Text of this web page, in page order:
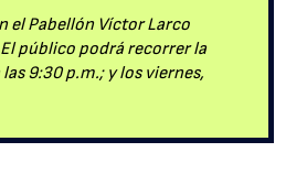
el Pabellón Víctor Larco
público podrá recorrer la
9:30 p.m.; y los viernes,